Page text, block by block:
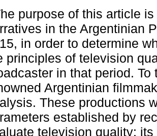
purpose of this article
in the Argentinian
in order to determine
principles of television
in that period.
Argentinian
These productions
established by
television quality: